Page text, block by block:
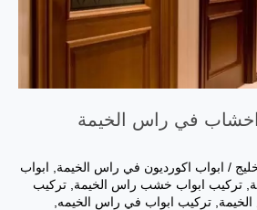
في راس الخيمة
/ ابواب اكورديون في راس الخيمة
ابواب
تركيب ابواب خشب راس الخيمة تركيب
تركيب ابواب في راس الخيمه